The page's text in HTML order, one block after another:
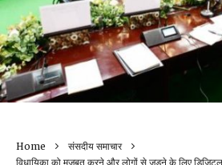
Home
संसदीय समाचार
विधायिका को मजबूत करने और लोगों से जुड़ने के लिए